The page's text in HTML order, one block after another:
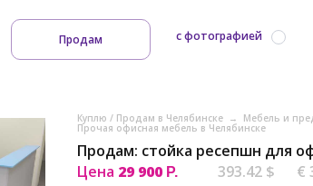
Продам с фотографией
Куплю / Продам в Челябинске → Мебель и
Прочая офисная мебель в Челябинске
Продам: стойка ресепшн для
Цена 29 900 Р. 393.42 $
€